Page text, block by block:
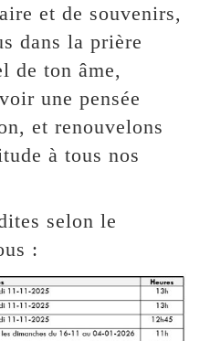
et de souvenirs,
dans la prière
de ton âme,
une pensée
et renouvelons
à tous nos
selon le
: